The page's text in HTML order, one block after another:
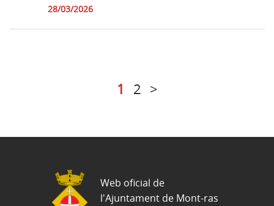
28/03/2026
1 2 >
Web oficial de
l'Ajuntament de Mont-ras